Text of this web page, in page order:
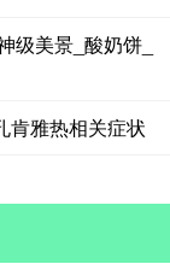
级美景_酸奶饼_
肯雅热相关症状